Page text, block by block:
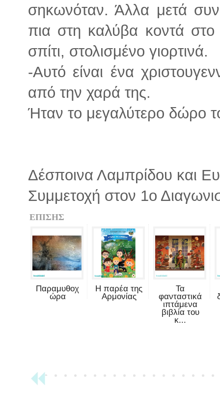
σηκωνόταν. Άλλα μετά
πια στη καλύβα κοντά
σπίτι, στολισμένο γιορτινά.
-Αυτό είναι ένα
από την χαρά της.
Ήταν το μεγαλύτερο δώρο
Δέσποινα Λαμπρίδου και
Συμμετοχή στον 1ο
ΕΠΙΣΗΣ
Παραμυθοχ
ώρα
Η παρέα της
Αρμονίας
Τα
φανταστικά
ιπτάμενα
βιβλία του
κ...